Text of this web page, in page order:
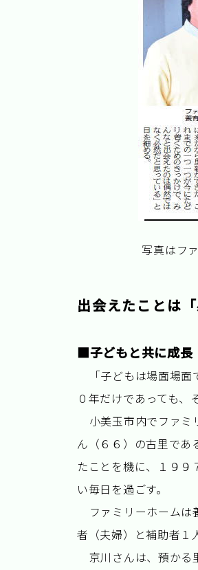
写真はフ
出会えたことは「
■子どもと共に成長
「子どもは場面場
０年だけであっても、
小美玉市内でファミ
ん（６６）の古里であ
たことを機に、１９９
い毎日を過ごす。
ファミリーホーム
者（夫婦）と補助者１
京川さんは、預かる